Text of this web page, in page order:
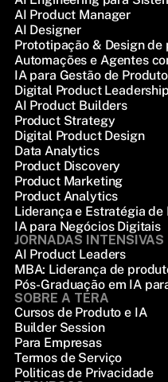
AI Product Manager
AI Designer
Prototipação & Design de
Automações e Agentes
IA para Gestão de
Digital Product Leadership
AI Product Builders
Product Strategy
Digital Product Design
Data Analytics
Product Discovery
Product Marketing
Product Analytics
Liderança e Estratégia de
IA para Negócios Digitais
JORNADAS INTENSIVAS
AI Product Leaders
MBA: Liderança de
Pós-Graduação em IA
SOBRE A TERA
Cursos de Produto e IA
Builder Session
Para Empresas
Termos de Serviço
Politicas de Privacidade